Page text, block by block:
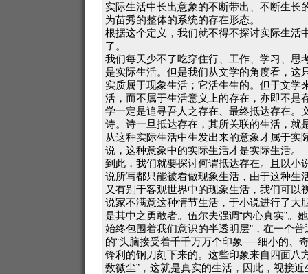
实际生活中长出意象的不断带出、不断生长
为苗秀的整体的系统的存在形态。
根据这个定义，我们就不得不探讨实际生活
了。
我们每天少不了吃穿住行、工作、学习、思
是实际生活。但是我们从文学的角度看，这
实质属于现象生活；它活生生的。但于文学
活，而不属于生活意义上的存在，亦即不是
学一定是追寻吾人之存在、最终抵达存在。
诗。诗一旦抵达存在，其所关联的生活，就
从这种实际生活中生发出来的意象才属于实
说，这种意象中的实际生活才是实际生活。
到此，我们就要探讨何谓抵达存在。且以小
说所写都只能被看做现象生活，由于这种生
又有别于客观世界中的现象生活，我们可以
说家不满意这种情节生活，于小说进行了大
是其中之勇敢者。伍尔夫强调“内心真实”。
始终包围着我们意识的半透明层”，在一个
的“头脑接受着千千万万个印象──细小的、
锋利的钢刀刻下来的。这些印象来自四面八
数微尘”，这就是真实的生活，因此，视接